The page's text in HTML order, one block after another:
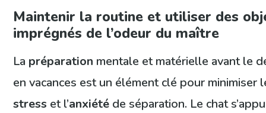
Maintenir la routine et utiliser des
imprégnés de l’odeur du maître
La préparation mentale et matérielle avant le
en vacances est un élément clé pour minimiser
stress et l’anxiété de séparation. Le chat